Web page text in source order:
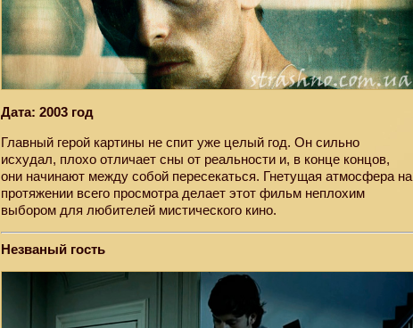
Дата: 2003 год
Главный герой картины не спит уже целый год. Он сильно
исхудал, плохо отличает сны от реальности и, в конце концов,
они начинают между собой пересекаться. Гнетущая атмосфера на
протяжении всего просмотра делает этот фильм неплохим
выбором для любителей мистического кино.
Незваный гость